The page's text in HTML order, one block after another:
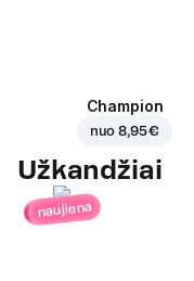
Champion
nuo8,95 €
Užkandžiai
naujiena